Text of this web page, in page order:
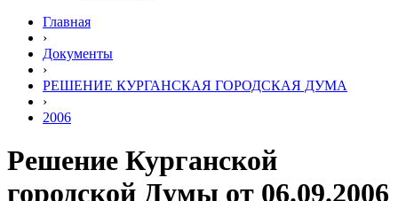
Главная
›
Документы
›
РЕШЕНИЕ КУРГАНСКАЯ ГОРОДСКАЯ ДУМА
›
2006
Решение Курганской
городской Думы от 06.09.2006